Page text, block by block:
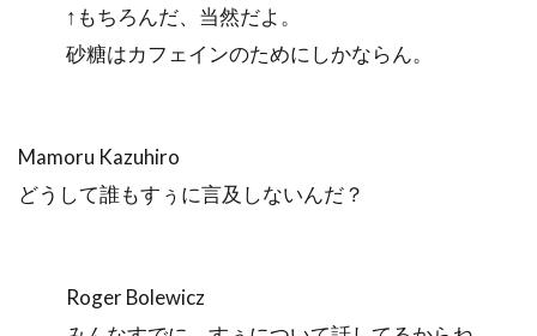
↑もちろんだ、当然だよ。
砂糖はカフェインのためにしかならん。
Mamoru Kazuhiro
どうして誰もすぅに言及しないんだ？
Roger Bolewicz